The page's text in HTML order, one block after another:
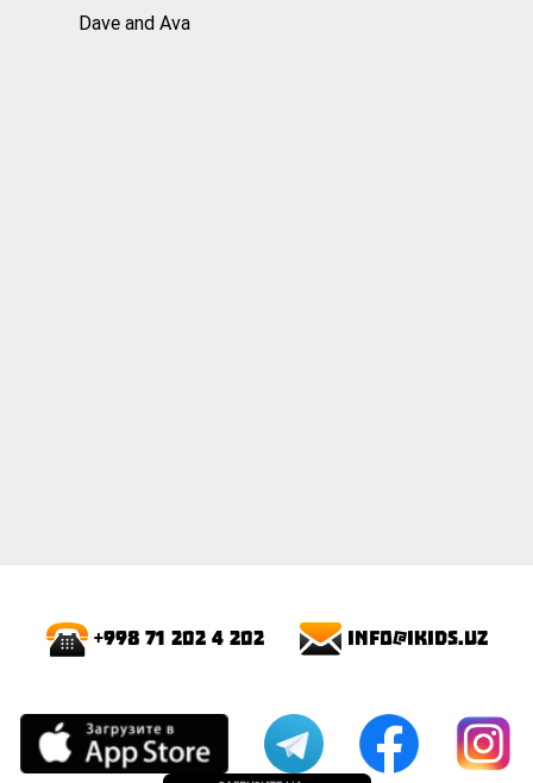
Dave and Ava
+998 71 202 4 202 info@ikids.uz